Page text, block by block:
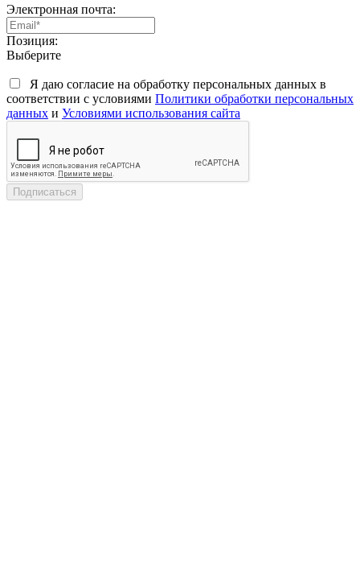
Электронная почта:
Позиция:
Выберите
Я даю согласие на обработку персональных данных в
соответствии с условиями Политики обработки персональных
данных и Условиями использования сайта
Подписаться